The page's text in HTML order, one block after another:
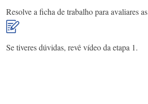
Resolve a ficha de trabalho para avaliares
Se tiveres dúvidas, revê vídeo da etapa 1.